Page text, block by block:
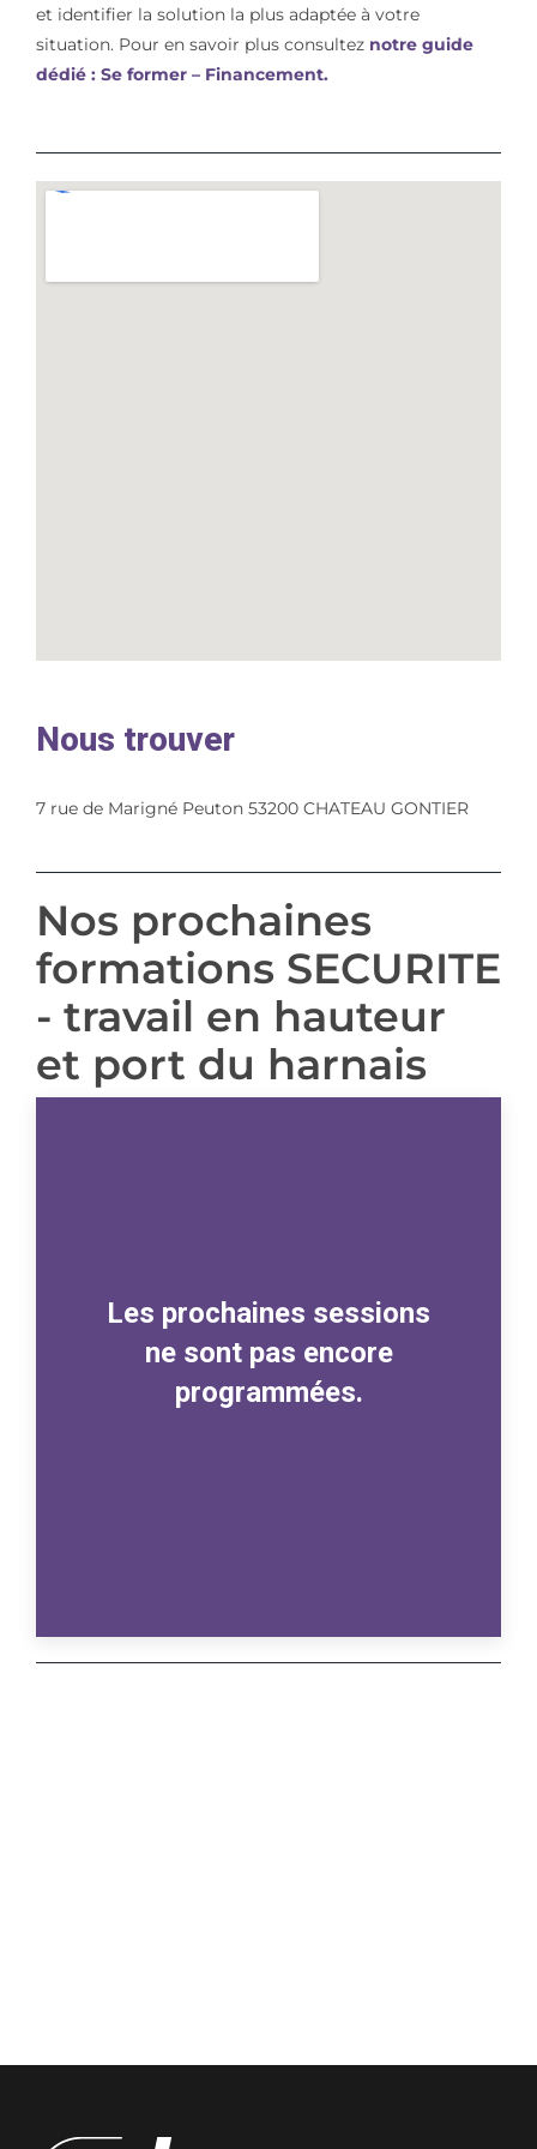
et identifier la solution la plus adaptée à votre
situation. Pour en savoir plus consulteznotre guide
dédié : Se former – Financement.
Nous trouver
7 rue de Marigné Peuton 53200 CHATEAU GONTIER
Nos prochaines
formations SECURITE
- travail en hauteur
et port du harnais
Les prochaines sessions
ne sont pas encore
programmées.